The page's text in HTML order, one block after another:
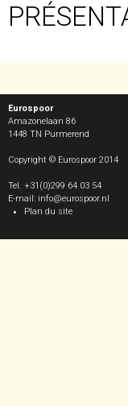
Eurospoor
Amazonelaan 86
1448 TN Purmerend
Copyright © Eurospoor 2014
Tel. +31(0)299 64 03 54
E-mail: info@eurospoor.nl
Plan du site